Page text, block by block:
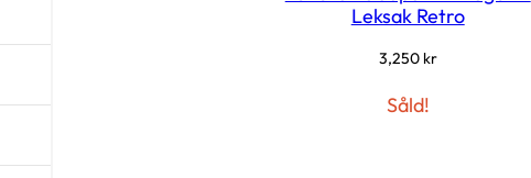
Leksak Retro
3,250 kr
Såld!